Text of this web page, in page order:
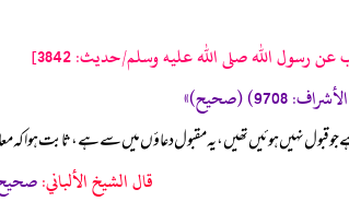
رسول الله صلى الله عليه وسلم/حدیث: 3842]
(صحیح)»
قبول نہیں ہوئیں تھیں، یہ مقبول دعاؤں میں سے ہے، ثابت ہوا کہ
قال الشيخ الألباني:صحيح،